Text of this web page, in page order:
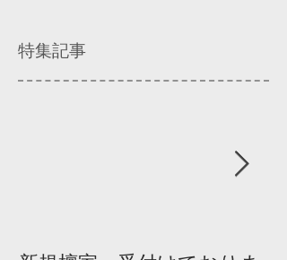
特集記事